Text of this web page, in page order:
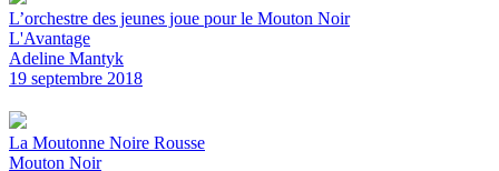
L’orchestre des jeunes joue pour le Mouton Noir
L'Avantage
Adeline Mantyk
19 septembre 2018
La Moutonne Noire Rousse
Mouton Noir